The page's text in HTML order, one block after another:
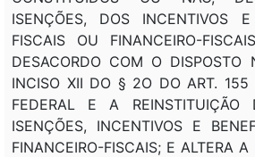
ISENÇÕES, DOS INCENTIVOS
FISCAIS OU FINANCEIRO-
DESACORDO COM O
INCISO XII DO § 2O DO ART. 155
FEDERAL E A REINSTITUIÇÃO
ISENÇÕES, INCENTIVOS E
FINANCEIRO-FISCAIS; E ALTERA A